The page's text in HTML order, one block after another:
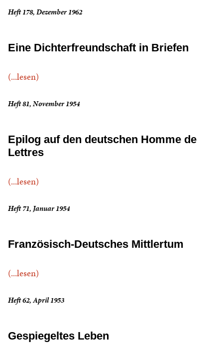
Heft 178, Dezember 1962
Eine Dichterfreundschaft in Briefen
(...lesen)
Heft 81, November 1954
Epilog auf den deutschen Homme de
Lettres
(...lesen)
Heft 71, Januar 1954
Französisch-Deutsches Mittlertum
(...lesen)
Heft 62, April 1953
Gespiegeltes Leben